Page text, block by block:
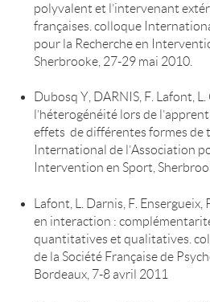
polyvalent et l’intervenant
françaises. colloque
pour la Recherche en
Sherbrooke, 27-29 mai 2010.
Dubosq Y, DARNIS, F. Lafont, L.
l’héterogénéité lors de
effets de différentes formes de
International de l’Association
Intervention en Sport,
Lafont, L. Darnis, F.
en interaction :
quantitatives et qualitatives.
de la Société Française de
Bordeaux, 7-8 avril 2011